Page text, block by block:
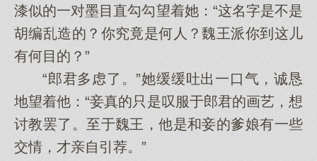
漆似的一对墨目直勾勾望着她：“这名字是不是
胡编乱造的？你究竟是何人？魏王派你到这儿
有何目的？”
“郎君多虑了。”她缓缓吐出一口气，诚恳
地望着他：“妾真的只是叹服于郎君的画艺，想
讨教罢了。至于魏王，他是和妾的爹娘有一些
交情，才亲自引荐。”